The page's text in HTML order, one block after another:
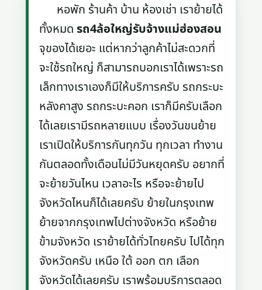
หอพัก ร้านค้า บ้าน ห้องเช่า เราย้ายได้
ทั้งหมดรถ4ล้อใหญ่รับจ้างแม่ฮ่องสอน
จุของได้เยอะ แต่หากว่าลูกค้าไม่สะดวกที่
จะใช้รถใหญ่ ก็สามารถบอกเราได้เพราะรถ
เล็กทางเราเองก็มีให้บริการครับ รถกระบะ
หลังคาสูง รถกระบะคอก เราก็มีครับเลือก
ได้เลยเรามีรถหลายแบบ เรื่องวันขนย้าย
เราเปิดให้บริการกันทุกวัน ทุกเวลา ทำงาน
กันตลอดทั้งเดือนไม่มีวันหยุดครับ อยากที่
จะย้ายวันไหน เวลาอะไร หรือจะย้ายไป
จังหวัดไหนก็ได้เลยครับ ย้ายในกรุงเทพ
ย้ายจากกรุงเทพไปต่างจังหวัด หรือย้าย
ข้ามจังหวัด เราย้ายได้ทั่วไทยครับ ไปได้ทุก
จังหวัดครับ เหนือ ใต้ ออก ตก เลือก
จังหวัดได้เลยครับ เราพร้อมบริการตลอด